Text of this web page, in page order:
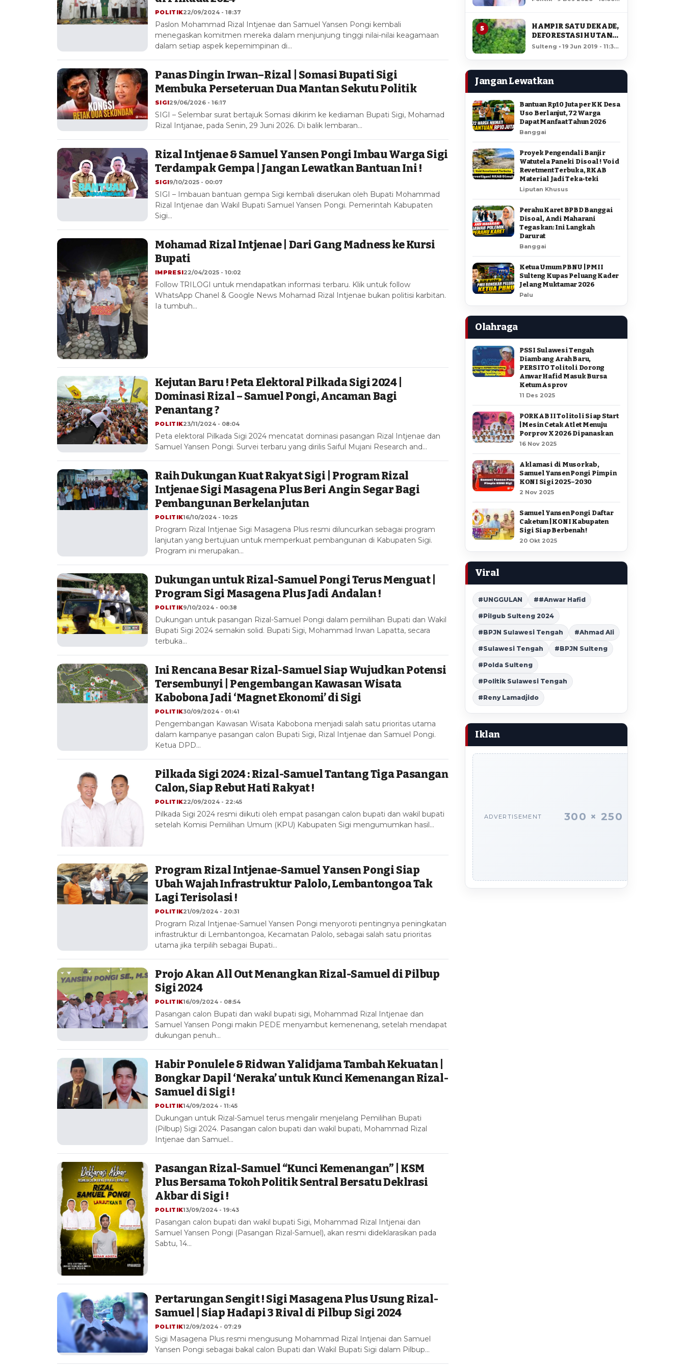
POLITIK22/09/2024 - 18:37
Paslon Mohammad Rizal Intjenae dan Samuel Yansen Pongi kembali
menegaskan komitmen mereka dalam menjunjung tinggi nilai-nilai keagamaan
dalam setiap aspek kepemimpinan di…
Panas Dingin Irwan–Rizal | Somasi Bupati Sigi
Membuka Perseteruan Dua Mantan Sekutu Politik
SIGI29/06/2026 - 16:17
SIGI – Selembar surat bertajuk Somasi dikirim ke kediaman Bupati Sigi, Mohamad
Rizal Intjanae, pada Senin, 29 Juni 2026. Di balik lembaran…
Rizal Intjenae & Samuel Yansen Pongi Imbau Warga Sigi
Terdampak Gempa | Jangan Lewatkan Bantuan Ini !
SIGI9/10/2025 - 00:07
SIGI – Imbauan bantuan gempa Sigi kembali diserukan oleh Bupati Mohammad
Rizal Intjenae dan Wakil Bupati Samuel Yansen Pongi. Pemerintah Kabupaten
Sigi…
Mohamad Rizal Intjenae | Dari Gang Madness ke Kursi
Bupati
IMPRESI22/04/2025 - 10:02
Follow TRILOGI untuk mendapatkan informasi terbaru. Klik untuk follow
WhatsApp Chanel & Google News Mohamad Rizal Intjenae bukan politisi karbitan.
Ia tumbuh…
Kejutan Baru ! Peta Elektoral Pilkada Sigi 2024 |
Dominasi Rizal – Samuel Pongi, Ancaman Bagi
Penantang ?
POLITIK23/11/2024 - 08:04
Peta elektoral Pilkada Sigi 2024 mencatat dominasi pasangan Rizal Intjenae dan
Samuel Yansen Pongi. Survei terbaru yang dirilis Saiful Mujani Research and…
Raih Dukungan Kuat Rakyat Sigi | Program Rizal
Intjenae Sigi Masagena Plus Beri Angin Segar Bagi
Pembangunan Berkelanjutan
POLITIK16/10/2024 - 10:25
Program Rizal Intjenae Sigi Masagena Plus resmi diluncurkan sebagai program
lanjutan yang bertujuan untuk memperkuat pembangunan di Kabupaten Sigi.
Program ini merupakan…
Dukungan untuk Rizal-Samuel Pongi Terus Menguat |
Program Sigi Masagena Plus Jadi Andalan !
POLITIK9/10/2024 - 00:38
Dukungan untuk pasangan Rizal-Samuel Pongi dalam pemilihan Bupati dan Wakil
Bupati Sigi 2024 semakin solid. Bupati Sigi, Mohammad Irwan Lapatta, secara
terbuka…
Ini Rencana Besar Rizal-Samuel Siap Wujudkan Potensi
Tersembunyi | Pengembangan Kawasan Wisata
Kabobona Jadi ‘Magnet Ekonomi’ di Sigi
POLITIK30/09/2024 - 01:41
Pengembangan Kawasan Wisata Kabobona menjadi salah satu prioritas utama
dalam kampanye pasangan calon Bupati Sigi, Rizal Intjenae dan Samuel Pongi.
Ketua DPD…
Pilkada Sigi 2024 : Rizal-Samuel Tantang Tiga Pasangan
Calon, Siap Rebut Hati Rakyat !
POLITIK22/09/2024 - 22:45
Pilkada Sigi 2024 resmi diikuti oleh empat pasangan calon bupati dan wakil bupati
setelah Komisi Pemilihan Umum (KPU) Kabupaten Sigi mengumumkan hasil…
Program Rizal Intjenae-Samuel Yansen Pongi Siap
Ubah Wajah Infrastruktur Palolo, Lembantongoa Tak
Lagi Terisolasi !
POLITIK21/09/2024 - 20:31
Program Rizal Intjenae-Samuel Yansen Pongi menyoroti pentingnya peningkatan
infrastruktur di Lembantongoa, Kecamatan Palolo, sebagai salah satu prioritas
utama jika terpilih sebagai Bupati…
Projo Akan All Out Menangkan Rizal-Samuel di Pilbup
Sigi 2024
POLITIK16/09/2024 - 08:54
Pasangan calon Bupati dan wakil bupati sigi, Mohammad Rizal Intjenae dan
Samuel Yansen Pongi makin PEDE menyambut kemenenang, setelah mendapat
dukungan penuh…
Habir Ponulele & Ridwan Yalidjama Tambah Kekuatan |
Bongkar Dapil ‘Neraka’ untuk Kunci Kemenangan Rizal-
Samuel di Sigi !
POLITIK14/09/2024 - 11:45
Dukungan untuk Rizal-Samuel terus mengalir menjelang Pemilihan Bupati
(Pilbup) Sigi 2024. Pasangan calon bupati dan wakil bupati, Mohammad Rizal
Intjenae dan Samuel…
Pasangan Rizal-Samuel “Kunci Kemenangan” | KSM
Plus Bersama Tokoh Politik Sentral Bersatu Deklrasi
Akbar di Sigi !
POLITIK13/09/2024 - 19:43
Pasangan calon bupati dan wakil bupati Sigi, Mohammad Rizal Intjenai dan
Samuel Yansen Pongi (Pasangan Rizal-Samuel), akan resmi dideklarasikan pada
Sabtu, 14…
Pertarungan Sengit ! Sigi Masagena Plus Usung Rizal-
Samuel | Siap Hadapi 3 Rival di Pilbup Sigi 2024
POLITIK12/09/2024 - 07:29
Sigi Masagena Plus resmi mengusung Mohammad Rizal Intjenai dan Samuel
Yansen Pongi sebagai bakal calon Bupati dan Wakil Bupati Sigi dalam Pilbup…
5
HAMPIR SATU DEKADE,
DEFORESTASI HUTAN
LORE LINDU MENCAPAI
Sulteng • 19 Jun 2019 - 11:34
Jangan Lewatkan
Bantuan Rp10 Juta per KK Desa
Uso Berlanjut, 72 Warga
Dapat Manfaat Tahun 2026
Banggai
Proyek Pengendali Banjir
Watutela Paneki Disoal ! Void
Revetment Terbuka, RKAB
Material Jadi Teka-teki
Liputan Khusus
Perahu Karet BPBD Banggai
Disoal, Andi Maharani
Tegaskan: Ini Langkah
Darurat
Banggai
Ketua Umum PBNU | PMII
Sulteng Kupas Peluang Kader
Jelang Muktamar 2026
Palu
Olahraga
PSSI Sulawesi Tengah
Diambang Arah Baru,
PERSITO Tolitoli Dorong
Anwar Hafid Masuk Bursa
Ketum Asprov
11 Des 2025
PORKAB II Tolitoli Siap Start
| Mesin Cetak Atlet Menuju
Porprov X 2026 Dipanaskan
16 Nov 2025
Aklamasi di Musorkab,
Samuel Yansen Pongi Pimpin
KONI Sigi 2025–2030
2 Nov 2025
Samuel Yansen Pongi Daftar
Caketum | KONI Kabupaten
Sigi Siap Berbenah !
20 Okt 2025
Viral
#UNGGULAN ##Anwar Hafid
#Pilgub Sulteng 2024
#BPJN Sulawesi Tengah #Ahmad Ali
#Sulawesi Tengah #BPJN Sulteng
#Polda Sulteng
#Politik Sulawesi Tengah
#Reny Lamadjido
Iklan
ADVERTISEMENT 300 × 250